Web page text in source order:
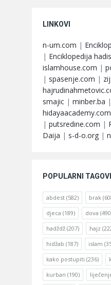
LINKOVI
n-um.com |
| Enciklopedija
islamhouse.com |
| spasenje.com |
smajic | minber.ba |
hidayaacademy.com
| putsredine.com |
Daija | s-d-o.org |
POPULARNI TAGOVI
abdest (582) brak
djeca (189) dova
hadždž (207) hajz
hidžab (187) islam
kako postupiti (236)
kurban (190)